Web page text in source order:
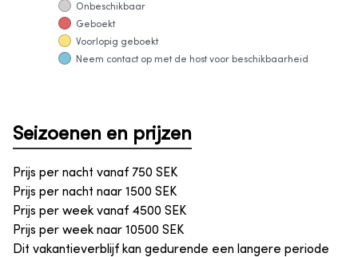
Onbeschikbaar
Geboekt
Voorlopig geboekt
Neem contact op met de host voor beschikbaarheid
Seizoenen en prijzen
Prijs per nacht vanaf 750 SEK
Prijs per nacht naar 1500 SEK
Prijs per week vanaf 4500 SEK
Prijs per week naar 10500 SEK
Dit vakantieverblijf kan gedurende een langere periode